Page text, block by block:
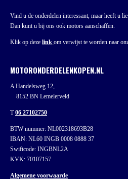
Vind u de onderdelen interessant, maar heeft u
Dan kunt u bij ons ook motors aanschaffen.
Klik op deze link om verwijst te worden naar
MOTORONDERDELENKOPEN.NL
A Handelsweg 12,
8152 BN Lemelerveld
T06 27102750
BTW nummer: NL002318693B28
IBAN: NL60 INGB 0008 0888 37
Swiftcode: INGBNL2A
KVK: 70107157
Algemene voorwaarde